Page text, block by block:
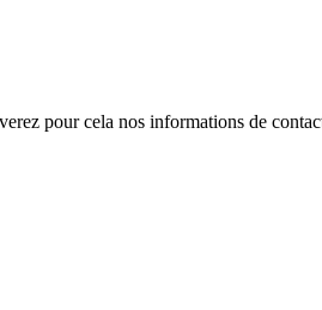
pour cela nos informations de